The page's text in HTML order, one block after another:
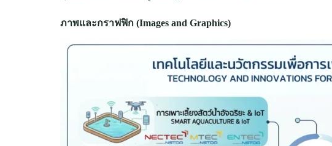
ภาพและกราฟฟิก (Images and Graphics)